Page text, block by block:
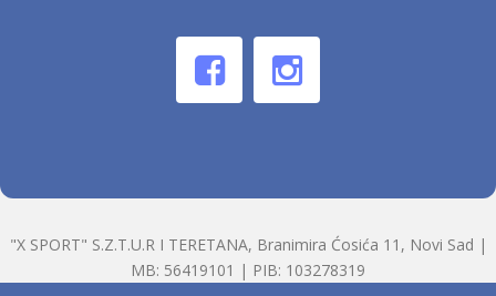
"X SPORT" S.Z.T.U.R I TERETANA, Branimira Ćosića 11, Novi Sad |
MB: 56419101 | PIB: 103278319